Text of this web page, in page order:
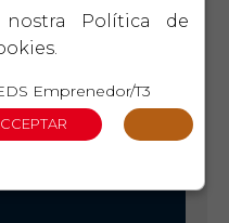
afectats per
Política de
.
Emprenedor/T3